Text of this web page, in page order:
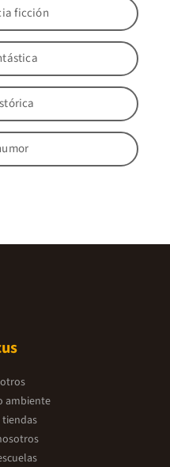
ficción
ambiente
tiendas